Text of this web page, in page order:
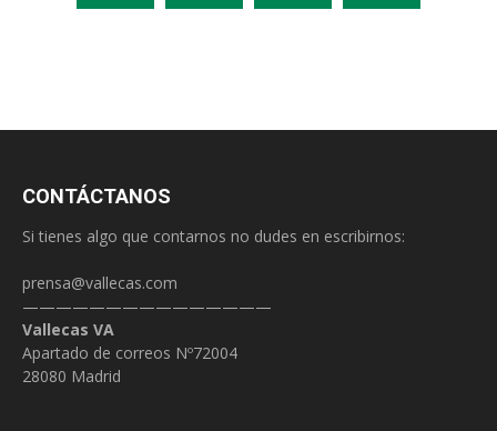
CONTÁCTANOS
Si tienes algo que contarnos no dudes en escribirnos:
prensa@vallecas.com
———————————————
Vallecas VA
Apartado de correos Nº72004
28080 Madrid